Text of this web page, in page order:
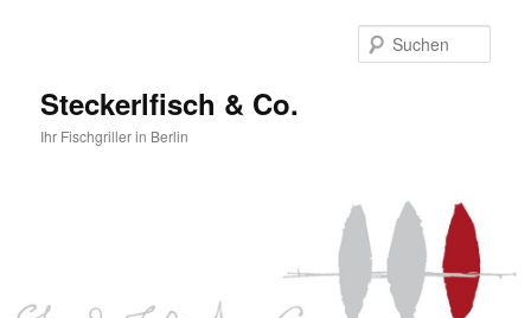
Steckerlfisch & Co.
Ihr Fischgriller in Berlin